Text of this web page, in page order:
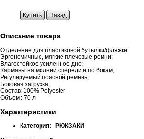
Купить Назад
Описание товара
Отделение для пластиковой бутылки/фляжки;
Эргономичные, мягкие плечевые ремни;
Влагостойкое усиленное дно;
Карманы на молнии спереди и по бокам;
Регулируемый поясной ремень;
Боковая загрузка;
Состав: 100% Polyester
Объем : 70 л
Характеристики
Категория: РЮКЗАКИ